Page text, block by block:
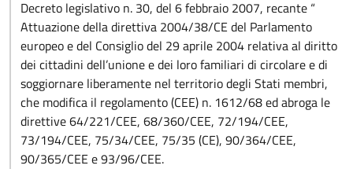
Decreto legislativo n. 30, del 6 febbraio 2007, recante “
Attuazione della direttiva 2004/38/CE del Parlamento
europeo e del Consiglio del 29 aprile 2004 relativa al diritto
dei cittadini dell’unione e dei loro familiari di circolare e di
soggiornare liberamente nel territorio degli Stati membri,
che modifica il regolamento (CEE) n. 1612/68 ed abroga le
direttive 64/221/CEE, 68/360/CEE, 72/194/CEE,
73/194/CEE, 75/34/CEE, 75/35 (CE), 90/364/CEE,
90/365/CEE e 93/96/CEE.